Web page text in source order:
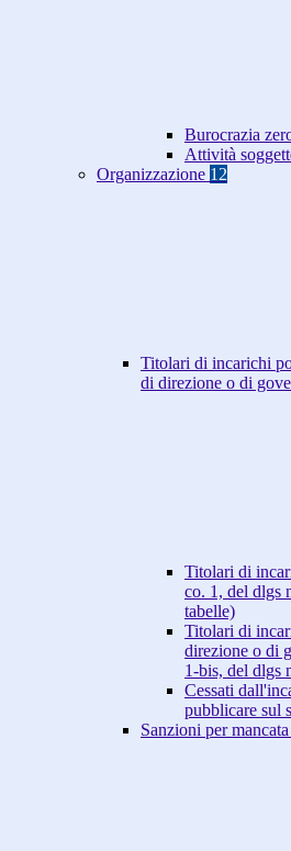
Burocrazia
Attività
Organizzazione 12
Titolari di incarichi
di direzione o di
Titolari di
co. 1, del dlgs
tabelle)
Titolari di
direzione o di
1-bis, del dlgs
Cessati
pubblicare sul
Sanzioni per